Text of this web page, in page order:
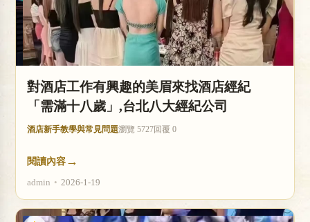
對酒店工作有興趣的美眉來找酒店經紀
「需滿十八歲」,台北八大經紀公司
酒店新手教學與常見問題瀏覽 5727回覆 0
閱讀內容 →
admin • 2026-1-19